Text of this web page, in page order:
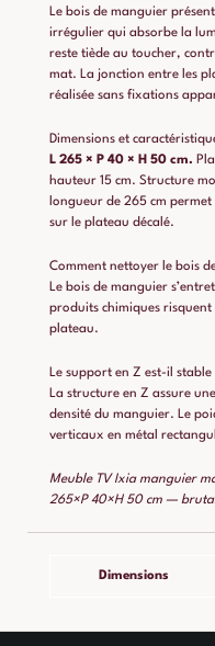
Le bois de manguier
irrégulier qui absorbe la
reste tiède au toucher,
mat. La jonction entre les
réalisée sans fixations
Dimensions et
L 265 × P 40 × H 50 cm.
hauteur 15 cm. Structure
longueur de 265 cm
sur le plateau décalé.
Comment nettoyer le bois
Le bois de manguier
produits chimiques
plateau.
Le support en Z est-il
La structure en Z assure
densité du manguier. Le
verticaux en métal
Meuble TV Ixia manguier
265×P 40×H 50 cm —
Dimensions